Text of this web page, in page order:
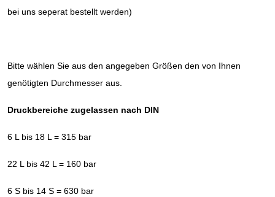
bei uns seperat bestellt werden)
Bitte wählen Sie aus den angegeben Größen den von Ihnen
genötigten Durchmesser aus.
Druckbereiche zugelassen nach DIN
6 L bis 18 L = 315 bar
22 L bis 42 L = 160 bar
6 S bis 14 S = 630 bar